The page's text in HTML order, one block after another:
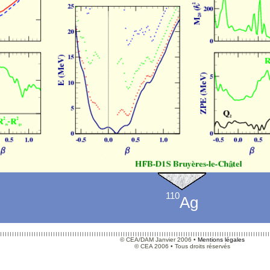
110Ag
© CEA/DAM Janvier 2006 • Mentions légales
© CEA 2006 • Tous droits réservés